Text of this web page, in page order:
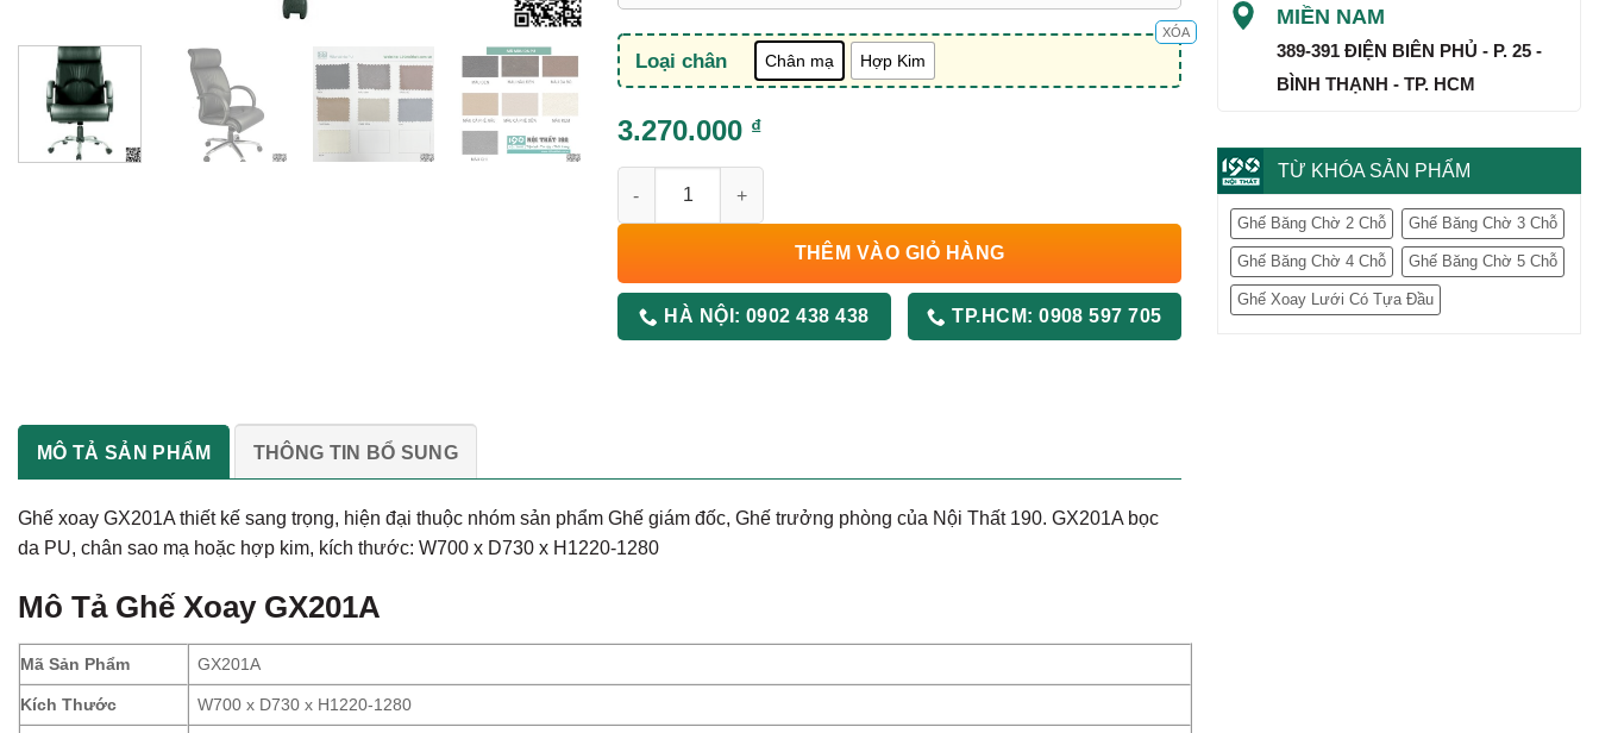
Loại chân Chân mạ Hợp Kim
XÓA
3.270.000 ₫
THÊM VÀO GIỎ HÀNG
HÀ NỘI: 0902 438 438 TP.HCM:0908 597 705
MÔ TẢ SẢN PHẨM THÔNG TIN BỔ SUNG
Ghế xoay GX201A thiết kế sang trọng, hiện đại thuộc nhóm sản phẩm Ghế giám đốc, Ghế trưởng phòng của Nội Thất 190. GX201A bọc
da PU, chân sao mạ hoặc hợp kim, kích thước: W700 x D730 x H1220-1280
Mô Tả Ghế Xoay GX201A
Mã Sản Phẩm GX201A
Kích Thước W700 x D730 x H1220-1280
MIỀN NAM
389-391 ĐIỆN BIÊN PHỦ - P. 25 -
BÌNH THẠNH - TP. HCM
TỪ KHÓA SẢN PHẨM
Ghế Băng Chờ 2 Chỗ Ghế Băng Chờ 3 Chỗ
Ghế Băng Chờ 4 Chỗ Ghế Băng Chờ 5 Chỗ
Ghế Xoay Lưới Có Tựa Đầu